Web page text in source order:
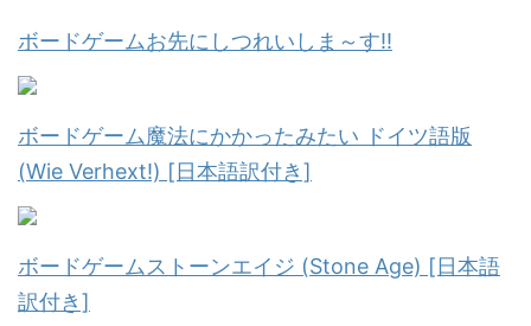
ボードゲームお先にしつれいしま～す!!
ボードゲーム魔法にかかったみたい ドイツ語版
(Wie Verhext!) [日本語訳付き]
ボードゲームストーンエイジ (Stone Age) [日本語
訳付き]